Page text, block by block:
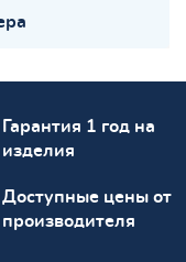
Гарантия 1 год на
изделия
Доступные цены от
производителя